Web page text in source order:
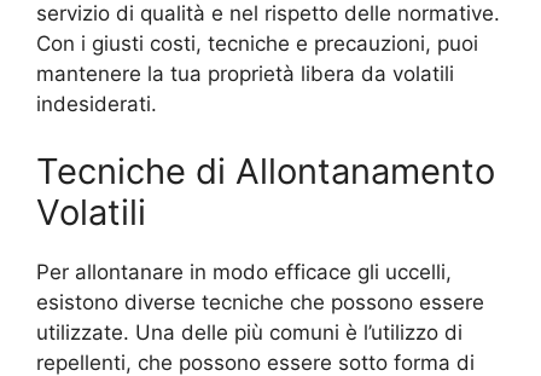
servizio di qualità e nel rispetto delle normative.
Con i giusti costi, tecniche e precauzioni, puoi
mantenere la tua proprietà libera da volatili
indesiderati.
Tecniche di Allontanamento
Volatili
Per allontanare in modo efficace gli uccelli,
esistono diverse tecniche che possono essere
utilizzate. Una delle più comuni è l’utilizzo di
repellenti, che possono essere sotto forma di